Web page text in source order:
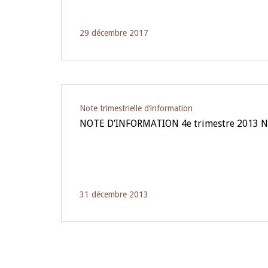
29 décembre 2017
Note trimestrielle d‘information
NOTE D’INFORMATION 4e trimestre 2013
31 décembre 2013